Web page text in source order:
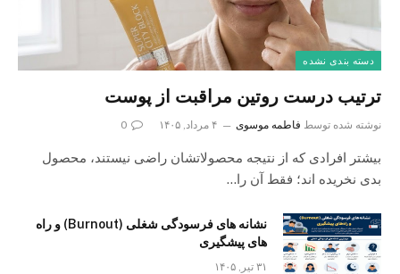
دسته بندی نشده
ترتیب درست روتین مراقبت از پوست
نوشته شده توسط فاطمه موسوی ۴ مرداد, ۱۴۰۵ 0
بیشتر افرادی که از نتیجه محصولاتشان راضی نیستند، محصول
بدی نخریده اند؛ فقط آن را…
نشانه های فرسودگی شغلی (Burnout) و راه
های پیشگیری
۳۱ تیر, ۱۴۰۵